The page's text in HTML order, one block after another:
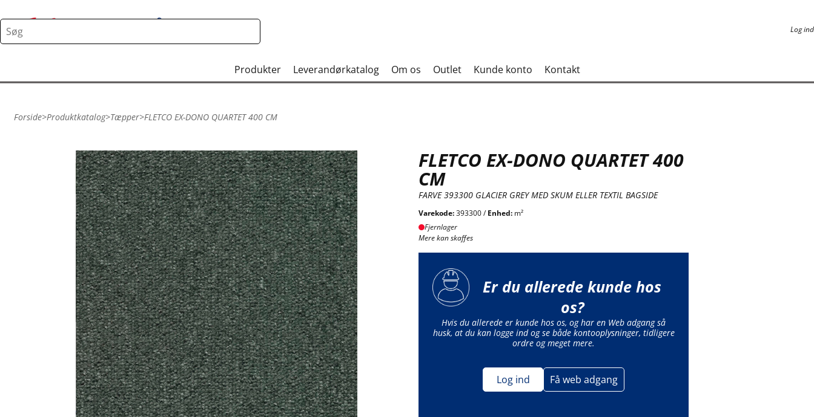
Log ind
Produkter Leverandørkatalog Om os Outlet Kunde konto Kontakt
Forside>Produktkatalog>Tæpper>FLETCO EX-DONO QUARTET 400 CM
FLETCO EX-DONO QUARTET 400
CM
FARVE 393300 GLACIER GREY MED SKUM ELLER TEXTIL BAGSIDE
Varekode:393300 /Enhed: m²
Fjernlager
Mere kan skaffes
Er du allerede kunde hos
os?
Hvis du allerede er kunde hos os, og har en Web adgang så
husk, at du kan logge ind og se både kontooplysninger, tidligere
ordre og meget mere.
Log ind Få web adgang